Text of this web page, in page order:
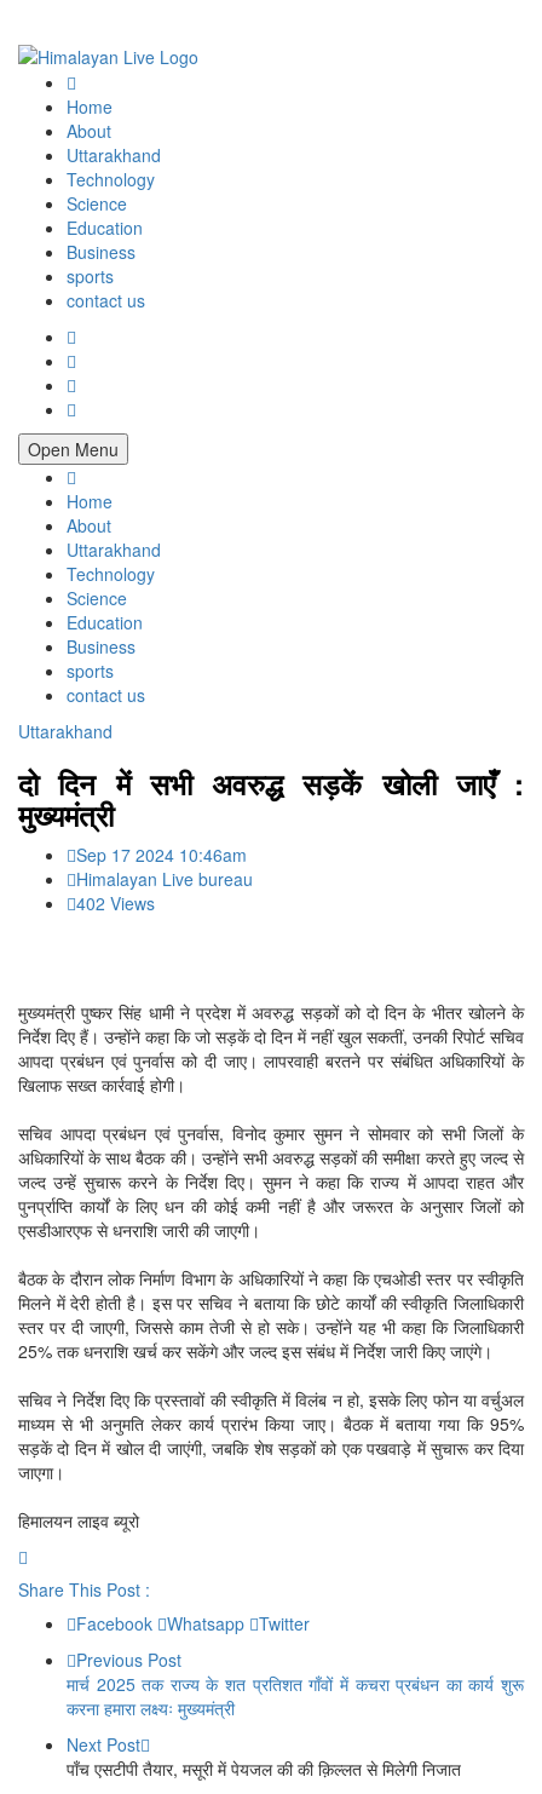
Home
About
Uttarakhand
Technology
Science
Education
Business
sports
contact us
Open Menu
Home
About
Uttarakhand
Technology
Science
Education
Business
sports
contact us
Uttarakhand
दो दिन में सभी अवरुद्ध सड़कें खोली जाएँ :
मुख्यमंत्री
Sep 17 2024 10:46am
Himalayan Live bureau
402 Views
मुख्यमंत्री पुष्कर सिंह धामी ने प्रदेश में अवरुद्ध सड़कों को दो दिन के भीतर खोलने के
निर्देश दिए हैं। उन्होंने कहा कि जो सड़कें दो दिन में नहीं खुल सकतीं, उनकी रिपोर्ट सचिव
आपदा प्रबंधन एवं पुनर्वास को दी जाए। लापरवाही बरतने पर संबंधित अधिकारियों के
खिलाफ सख्त कार्रवाई होगी।
सचिव आपदा प्रबंधन एवं पुनर्वास, विनोद कुमार सुमन ने सोमवार को सभी जिलों के
अधिकारियों के साथ बैठक की। उन्होंने सभी अवरुद्ध सड़कों की समीक्षा करते हुए जल्द से
जल्द उन्हें सुचारू करने के निर्देश दिए। सुमन ने कहा कि राज्य में आपदा राहत और
पुनर्प्राप्ति कार्यों के लिए धन की कोई कमी नहीं है और जरूरत के अनुसार जिलों को
एसडीआरएफ से धनराशि जारी की जाएगी।
बैठक के दौरान लोक निर्माण विभाग के अधिकारियों ने कहा कि एचओडी स्तर पर स्वीकृति
मिलने में देरी होती है। इस पर सचिव ने बताया कि छोटे कार्यों की स्वीकृति जिलाधिकारी
स्तर पर दी जाएगी, जिससे काम तेजी से हो सके। उन्होंने यह भी कहा कि जिलाधिकारी
25% तक धनराशि खर्च कर सकेंगे और जल्द इस संबंध में निर्देश जारी किए जाएंगे।
सचिव ने निर्देश दिए कि प्रस्तावों की स्वीकृति में विलंब न हो, इसके लिए फोन या वर्चुअल
माध्यम से भी अनुमति लेकर कार्य प्रारंभ किया जाए। बैठक में बताया गया कि 95%
सड़कें दो दिन में खोल दी जाएंगी, जबकि शेष सड़कों को एक पखवाड़े में सुचारू कर दिया
जाएगा।
हिमालयन लाइव ब्यूरो
Share This Post :
Facebook Whatsapp Twitter
Previous Post
मार्च 2025 तक राज्य के शत प्रतिशत गाँवों में कचरा प्रबंधन का कार्य शुरू
करना हमारा लक्ष्यः मुख्यमंत्री
Next Post
पाँच एसटीपी तैयार, मसूरी में पेयजल की की क़िल्लत से मिलेगी निजात